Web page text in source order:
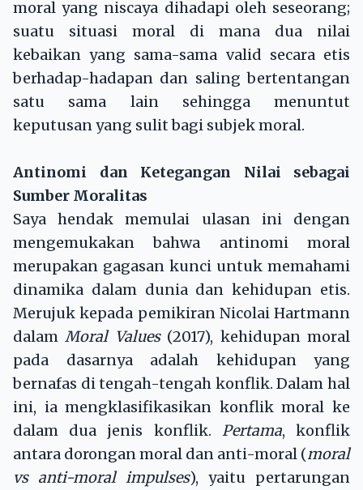
moral yang niscaya dihadapi oleh seseorang;
suatu situasi moral di mana dua nilai
kebaikan yang sama-sama valid secara etis
berhadap-hadapan dan saling bertentangan
satu sama lain sehingga menuntut
keputusan yang sulit bagi subjek moral.
Antinomi dan Ketegangan Nilai sebagai
Sumber Moralitas
Saya hendak memulai ulasan ini dengan
mengemukakan bahwa antinomi moral
merupakan gagasan kunci untuk memahami
dinamika dalam dunia dan kehidupan etis.
Merujuk kepada pemikiran Nicolai Hartmann
dalamMoral Values(2017), kehidupan moral
pada dasarnya adalah kehidupan yang
bernafas di tengah-tengah konflik. Dalam hal
ini, ia mengklasifikasikan konflik moral ke
dalam dua jenis konflik. Pertama, konflik
antara dorongan moral dan anti-moral (moral
vs anti-moral impulses), yaitu pertarungan